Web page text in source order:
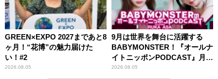
GREEN×EXPO 2027まであと8
ヶ月！“花博”の魅力届けた
い！#2
2026.08.05
9月は世界を舞台に活躍する
BABYMONSTER！『オールナ
イトニッポンPODCAST』月替
わりパーソナリティ
2026.08.05